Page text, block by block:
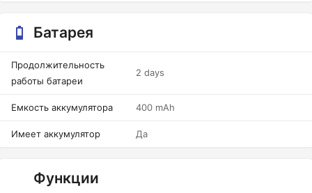
Батарея
Продолжительность
работы батареи
2 days
Емкость аккумулятора 400 mAh
Имеет аккумулятор Да
Функции